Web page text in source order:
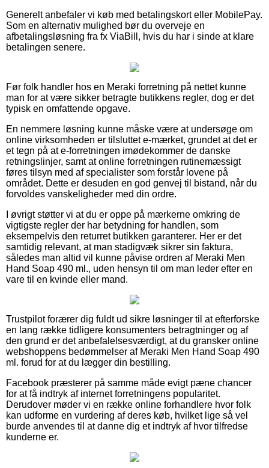
Generelt anbefaler vi køb med betalingskort eller MobilePay.
Som en alternativ mulighed bør du overveje en
afbetalingsløsning fra fx ViaBill, hvis du har i sinde at klare
betalingen senere.
Før folk handler hos en Meraki forretning på nettet kunne
man for at være sikker betragte butikkens regler, dog er det
typisk en omfattende opgave.
En nemmere løsning kunne måske være at undersøge om
online virksomheden er tilsluttet e-mærket, grundet at det er
et tegn på at e-forretningen imødekommer de danske
retningslinjer, samt at online forretningen rutinemæssigt
føres tilsyn med af specialister som forstår lovene på
området. Dette er desuden en god genvej til bistand, når du
forvoldes vanskeligheder med din ordre.
I øvrigt støtter vi at du er oppe på mærkerne omkring de
vigtigste regler der har betydning for handlen, som
eksempelvis den returret butikken garanterer. Her er det
samtidig relevant, at man stadigvæk sikrer sin faktura,
således man altid vil kunne påvise ordren af Meraki Men
Hand Soap 490 ml., uden hensyn til om man leder efter en
vare til en kvinde eller mand.
Trustpilot forærer dig fuldt ud sikre løsninger til at efterforske
en lang række tidligere konsumenters betragtninger og af
den grund er det anbefalelsesværdigt, at du gransker online
webshoppens bedømmelser af Meraki Men Hand Soap 490
ml. forud for at du lægger din bestilling.
Facebook præsterer på samme måde evigt pæne chancer
for at få indtryk af internet forretningens popularitet.
Derudover møder vi en række online forhandlere hvor folk
kan udforme en vurdering af deres køb, hvilket lige så vel
burde anvendes til at danne dig et indtryk af hvor tilfredse
kunderne er.